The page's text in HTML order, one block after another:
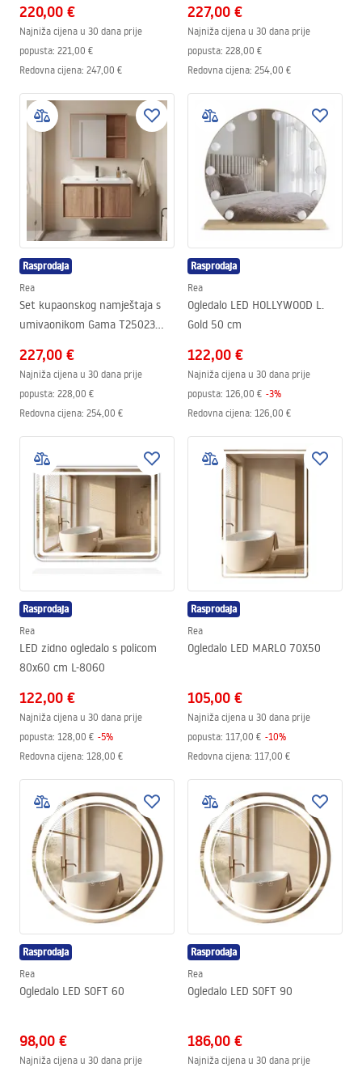
220,00 €
Najniža cijena u 30 dana prije
popusta: 221,00 €
Redovna cijena: 247,00 €
227,00 €
Najniža cijena u 30 dana prije
popusta: 228,00 €
Redovna cijena: 254,00 €
Rasprodaja
Rea
Set kupaonskog namještaja s
umivaonikom Gama T25023
227,00 €
Najniža cijena u 30 dana prije
popusta: 228,00 €
Redovna cijena: 254,00 €
Rasprodaja
Rea
Ogledalo LED HOLLYWOOD L.
Gold 50 cm
122,00 €
Najniža cijena u 30 dana prije
popusta: 126,00 € -3%
Redovna cijena: 126,00 €
Rasprodaja
Rea
LED zidno ogledalo s policom
80x60 cm L-8060
122,00 €
Najniža cijena u 30 dana prije
popusta: 128,00 € -5%
Redovna cijena: 128,00 €
Rasprodaja
Rea
Ogledalo LED MARLO 70X50
105,00 €
Najniža cijena u 30 dana prije
popusta: 117,00 € -10%
Redovna cijena: 117,00 €
Rasprodaja
Rea
Ogledalo LED SOFT 60
98,00 €
Najniža cijena u 30 dana prije
Rasprodaja
Rea
Ogledalo LED SOFT 90
186,00 €
Najniža cijena u 30 dana prije